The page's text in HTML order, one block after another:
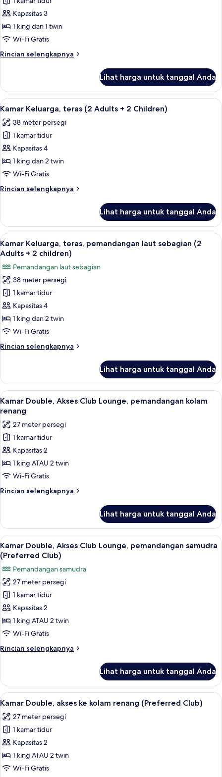
Adults
+
Child)
Double,
teras,
pemandangan
sebagian
Kapasitas 3
1 king dan 1 twin
Wi-Fi Gratis
Rincian selengkapnya
Rincian
Kamar
Double,
teras,
laut
sebagian
Lihat harga untuk tanggal Anda
Lihat
semua
foto
untuk
Kamar
Keluarga,
teras
Adults
Children)
Minibar, brankas, meja kerja, dan
5
Kamar Keluarga, teras (2 Adults + 2 Children)
38 meter persegi
1 kamar tidur
Kapasitas 4
1 king dan 2 twin
Wi-Fi Gratis
Rincian selengkapnya
Rincian
Kamar
Keluarga,
teras
(2
+
2
Children)
Lihat harga untuk tanggal Anda
Lihat
semua
untuk
Kamar
Keluarga,
teras,
pemandangan
laut
(2
2
children)
Minibar, brankas, meja kerja, dan
4
Kamar Keluarga, teras, pemandangan laut sebagian (2
Adults + 2 children)
Pemandangan laut sebagian
38 meter persegi
1 kamar tidur
Kapasitas 4
1 king dan 2 twin
Wi-Fi Gratis
Rincian selengkapnya
Rincian
Kamar
Keluarga,
teras,
pemandangan
sebagian
(2
Adults
+
2
Lihat harga untuk tanggal Anda
Lihat
semua
foto
untuk
Kamar
Double,
Akses
Club
Lounge,
pemandangan
renang
Kamar Double, Akses Club Lounge,
4
Kamar Double, Akses Club Lounge, pemandangan kolam
renang
27 meter persegi
1 kamar tidur
Kapasitas 2
1 king ATAU 2 twin
Wi-Fi Gratis
Rincian selengkapnya
Rincian
Kamar
Double,
Akses
Club
Lounge,
pemandangan
kolam
renang
Lihat harga untuk tanggal Anda
Lihat
semua
foto
untuk
Kamar
Double,
Akses
Club
Lounge,
samudra
Kamar Double, Akses Club Lounge,
4
Kamar Double, Akses Club Lounge, pemandangan samudra
(Preferred Club)
Pemandangan samudra
27 meter persegi
1 kamar tidur
Kapasitas 2
1 king ATAU 2 twin
Wi-Fi Gratis
Rincian selengkapnya
Rincian
Kamar
Double,
Akses
Lounge,
pemandangan
(Preferred
Club)
Lihat harga untuk tanggal Anda
Lihat
semua
foto
untuk
Kamar
Double,
akses
Kamar Double, akses ke kolam
4
Kamar Double, akses ke kolam renang (Preferred Club)
27 meter persegi
1 kamar tidur
Kapasitas 2
1 king ATAU 2 twin
Wi-Fi Gratis